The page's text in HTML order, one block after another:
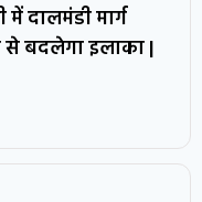
दालमंडी मार्ग
से बदलेगा इलाका |